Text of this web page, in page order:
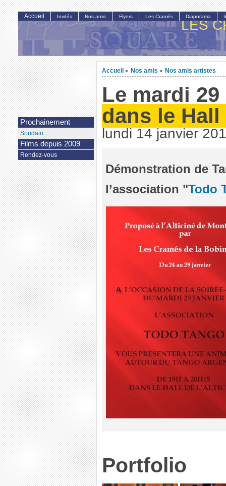
LES
Accueil > Nos amis > Nos amis artistes
Le mardi
dans le
lundi 14 janvier
Démonstration de
l’association "Todo
Portfolio
Accueil Invités Nos amis Flyers Les Cramés Diaporama
Prochainement
Soudain
Films depuis 2009
Rendez-vous